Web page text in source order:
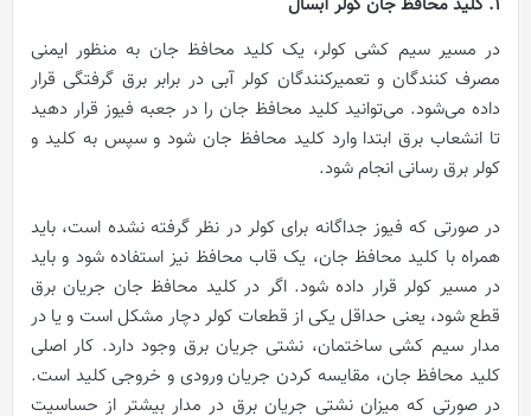
در مسیر سیم کشی کولر، یک کلید محافظ جان به منظور ایمنی
مصرف کنندگان و تعمیرکنندگان کولر آبی در برابر برق گرفتگی قرار
داده می‌شود. می‌توانید کلید محافظ جان را در جعبه فیوز قرار دهید
تا انشعاب برق ابتدا وارد کلید محافظ جان شود و سپس به کلید و
کولر برق رسانی انجام شود.
در صورتی که فیوز جداگانه برای کولر در نظر گرفته نشده است، باید
همراه با کلید محافظ جان، یک قاب محافظ نیز استفاده شود و باید
در مسیر کولر قرار داده شود. اگر در کلید محافظ جان جریان برق
قطع شود، یعنی حداقل یکی از قطعات کولر دچار مشکل است و یا در
مدار سیم کشی ساختمان، نشتی جریان برق وجود دارد. کار اصلی
کلید محافظ جان، مقایسه کردن جریان ورودی و خروجی کلید است.
در صورتی که میزان نشتی جریان برق در مدار بیشتر از حساسیت